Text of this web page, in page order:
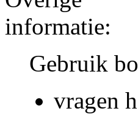
Gebruik
vragen